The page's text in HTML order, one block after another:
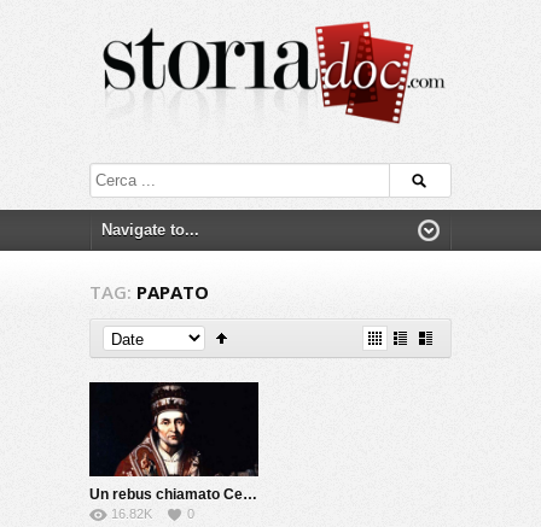
TAG: PAPATO
Un rebus chiamato Celestino V
16.82K 0